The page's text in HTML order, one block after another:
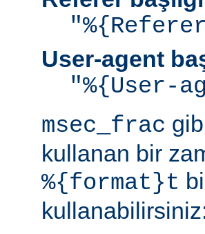
User-agent
"%{User-
msec_frac
kullanan bir
%{format}t